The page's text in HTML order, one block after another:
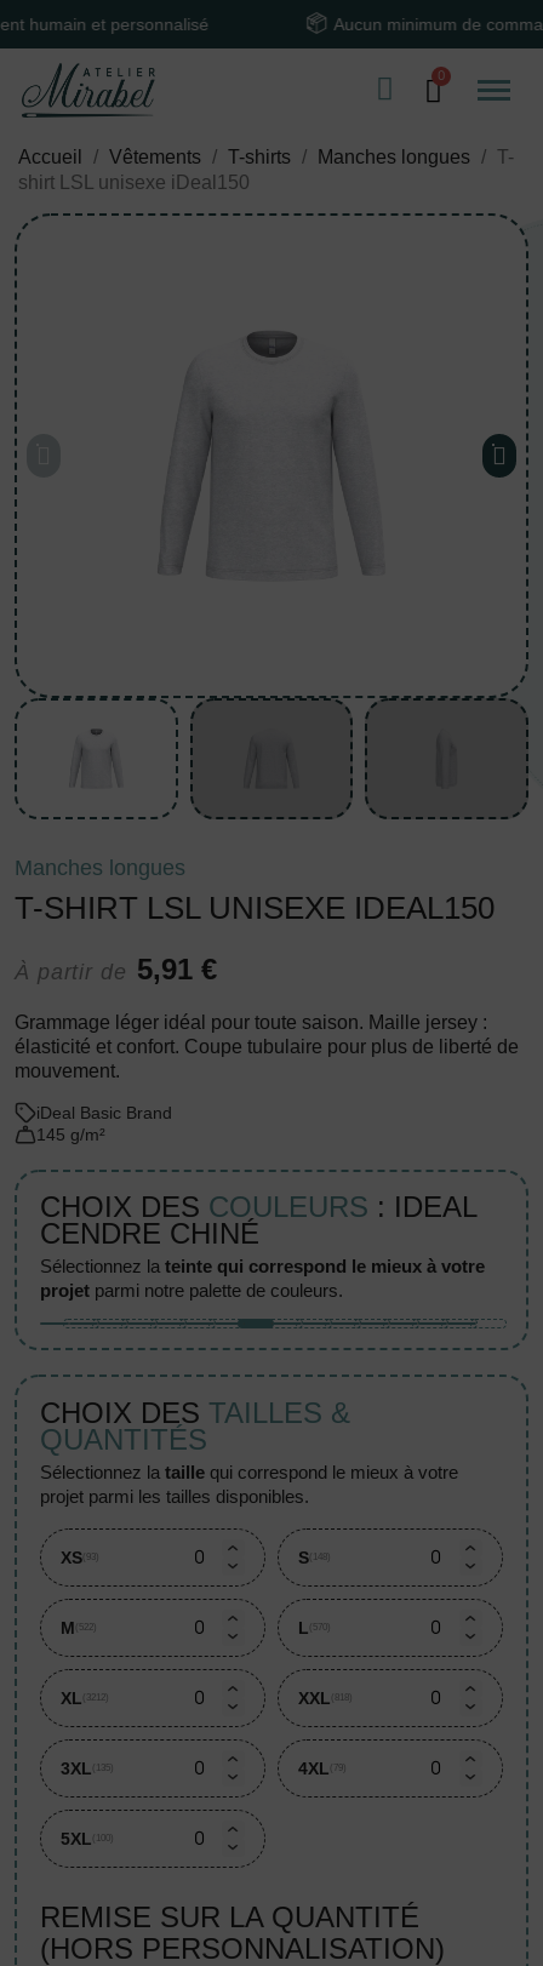
et personnalisé Aucun minimum de commande
Accueil Vêtements T-shirts Manches longues
T-
shirt LSL unisexe iDeal150
Manches longues
T-SHIRT LSL UNISEXE IDEAL150
À partir de 5,91 €
Grammage léger idéal pour toute saison. Maille jersey :
élasticité et confort. Coupe tubulaire pour plus de liberté de
mouvement.
iDeal Basic Brand
145 g/m²
CHOIX DES COULEURS : IDEAL
CENDRE CHINÉ
sélectionnez lateinte qui correspond le mieux à votre
projet parmi notre palette de couleurs.
CHOIX DES TAILLES &
QUANTITÉS
sélectionnez lataille qui correspond le mieux à votre
projet parmi les tailles disponibles.
XS (93) S (148)
M (522) L (570)
XL (3212) XXL (818)
3XL (135) 4XL (79)
5XL (100)
REMISE SUR LA QUANTITÉ
(HORS PERSONNALISATION)